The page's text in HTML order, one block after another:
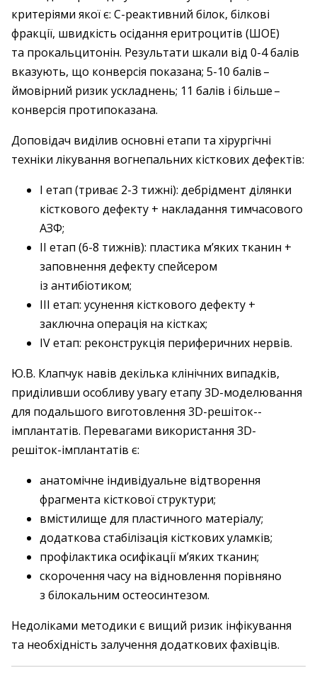
критеріями якої є: С-реактивний білок, білкові
фракції, швидкість осідання еритроцитів (ШОЕ)
та прокальцитонін. Результати шкали від 0-4 балів
вказують, що конверсія показана; 5-10 балів – ​
ймовір­ний ризик ускладнень; 11 балів і більше – ​
конверсія протипоказана.
Доповідач виділив основні етапи та хірургічні
техніки лікування вогнепальних кісткових дефектів:
І етап (триває 2-3 тижні): дебрідмент ділянки
кісткового дефекту + накладання тимчасового
АЗФ;
ІІ етап (6-8 тижнів): пластика м’яких тканин +
заповнення дефекту спейсером
із антибіотиком;
ІІІ етап: усунення кісткового дефекту +
заключна операція на кістках;
IV етап: реконструкція периферичних нервів.
Ю.В. Клапчук навів декілька клінічних випадків,
приділивши особливу увагу етапу 3D-моде­лювання
для подальшого виготовлення 3D-решіток-­
імплантатів. Перевагами використання 3D-
решіток-­імплантатів є:
анатомічне індивідуальне відтворення
фрагмента кісткової структури;
вмістилище для пластичного матеріалу;
додаткова стабілізація кісткових уламків;
профілактика осифікації м’яких тканин;
скорочення часу на відновлення порівняно
з білокальним остеосинтезом.
Недоліками методики є вищий ризик інфікування
та необхідність залучення додаткових фахівців.